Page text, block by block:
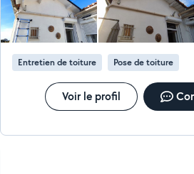
Entretien de toiture Pose de toiture
Voir le profil